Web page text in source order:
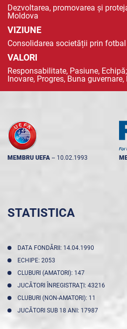
Dezvoltarea, promovarea și
Moldova
VIZIUNE
Consolidarea societății prin fotbal
VALORI
Responsabilitate, Pasiune, Echipă;
Inovare, Progres, Buna
MEMBRU UEFA -- 10.02.1993
STATISTICA
DATA FONDĂRII: 14.04.1990
ECHIPE: 2053
CLUBURI (AMATORI): 147
JUCĂTORI ÎNREGISTRAŢI: 43216
CLUBURI (NON-AMATORI): 11
JUCĂTORI SUB 18 ANI: 17987